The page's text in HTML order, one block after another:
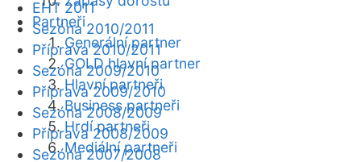
Partneři
Generální partner
GOLD hlavní partner
Hlavní partneři
Business partneři
Hrdí partneři
Mediální partneři
EHT 2011
Sezóna 2010/2011
Příprava 2010/2011
Sezóna 2009/2010
Příprava 2009/2010
Sezóna 2008/2009
Příprava 2008/2009
Sezóna 2007/2008